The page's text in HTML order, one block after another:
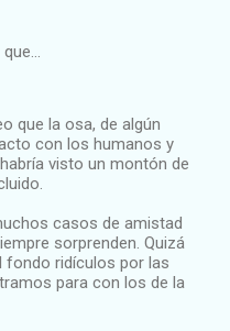
que…
que la osa, de algún
con los humanos y
visto un montón de
casos de amistad
sorprenden. Quizá
fondo ridículos por las
para con los de la